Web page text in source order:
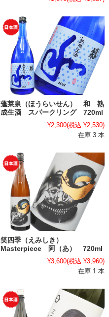
蓬莱泉（ほうらいせん） 和 熟
成生酒 スパークリング 720ml
¥2,300(税込 ¥2,530)
在庫 3 本
笑四季（えみしき）
Masterpiece 阿（あ） 720ml
¥3,600(税込 ¥3,960)
在庫 1 本